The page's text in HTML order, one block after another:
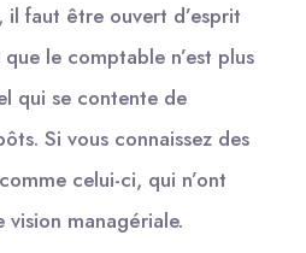
il faut être ouvert d’esprit
le comptable n’est plus
qui se contente de
Si vous connaissez des
celui-ci, qui n’ont
vision managériale.